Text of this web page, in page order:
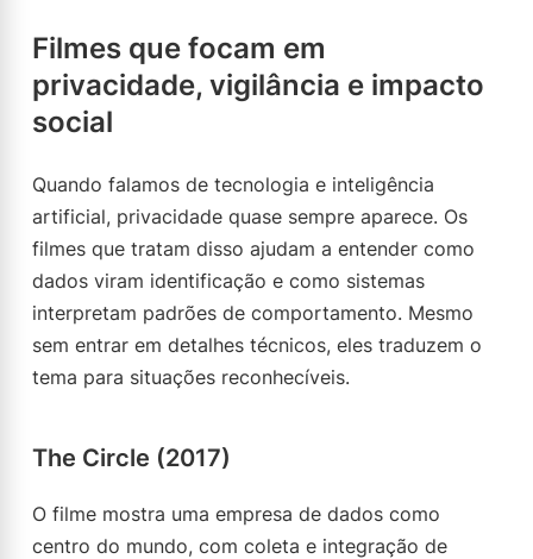
Filmes que focam em
privacidade, vigilância e impacto
social
Quando falamos de tecnologia e inteligência
artificial, privacidade quase sempre aparece. Os
filmes que tratam disso ajudam a entender como
dados viram identificação e como sistemas
interpretam padrões de comportamento. Mesmo
sem entrar em detalhes técnicos, eles traduzem o
tema para situações reconhecíveis.
The Circle (2017)
O filme mostra uma empresa de dados como
centro do mundo, com coleta e integração de